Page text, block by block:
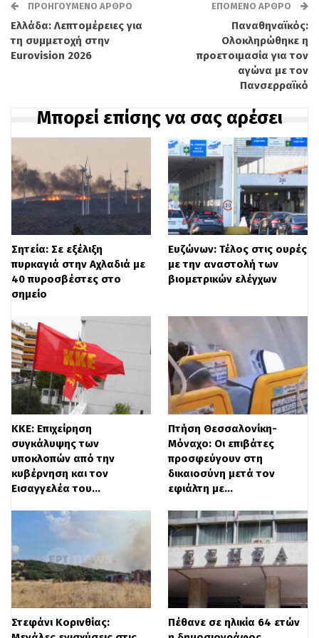
ΠΡΟΗΓΟΎΜΕΝΟ ΆΡΘΡΟ
Ελλάδα: Λεπτομέρειες για
τη συμμετοχή στην
Eurovision 2026
ΕΠΌΜΕΝΟ ΆΡΘΡΟ
Παναθηναϊκός:
Ολοκληρώθηκε η
προετοιμασία για τον
αγώνα με τον
Πανσερραϊκό
Μπορεί επίσης να σας αρέσει
Σητεία: Σε εξέλιξη
πυρκαγιά στην Αχλαδιά με
40 πυροσβέστες στο
σημείο
Ευζώνων: Τέλος στις ουρές
με την αναστολή των
βιομετρικών ελέγχων
ΚΚΕ: Επιχείρηση
συγκάλυψης των
υποκλοπών από την
κυβέρνηση και τον
Εισαγγελέα του…
Πτήση Θεσσαλονίκη-
Μόναχο: Οι επιβάτες
προσφεύγουν στη
δικαιοσύνη μετά τον
εφιάλτη με…
Στεφάνι Κορινθίας:
Πέθανε σε ηλικία 64 ετών